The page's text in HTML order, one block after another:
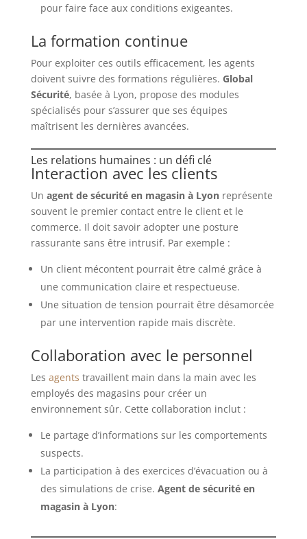
pour faire face aux conditions exigeantes.
La formation continue
Pour exploiter ces outils efficacement, les agents
doivent suivre des formations régulières. Global
Sécurité, basée à Lyon, propose des modules
spécialisés pour s’assurer que ses équipes
maîtrisent les dernières avancées.
Les relations humaines : un défi clé
Interaction avec les clients
Un agent de sécurité en magasin à Lyonreprésente
souvent le premier contact entre le client et le
commerce. Il doit savoir adopter une posture
rassurante sans être intrusif. Par exemple :
Un client mécontent pourrait être calmé grâce à
une communication claire et respectueuse.
Une situation de tension pourrait être désamorcée
par une intervention rapide mais discrète.
Collaboration avec le personnel
Les agents travaillent main dans la main avec les
employés des magasins pour créer un
environnement sûr. Cette collaboration inclut :
Le partage d’informations sur les comportements
suspects.
La participation à des exercices d’évacuation ou à
des simulations de crise. Agent de sécurité en
magasin à Lyon: